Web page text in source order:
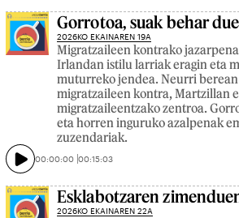
Gorrotoa, suak behar
2026KO EKAINAREN 19A
Migratzaileen kontrako
Irlandan istilu larriak eragin eta
muturreko jendea. Neurri
migratzaileen kontra, Martzillan
migratzaileentzako zentroa.
eta horren inguruko azalpenak
zuzendariak.
00:00:00 00:15:03
Esklabotzaren
2026KO EKAINAREN 22A